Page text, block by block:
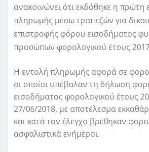
ανακοινώνει ότι εκδόθηκε η πρώτη
πληρωμής μέσω τραπεζών για
επιστροφής φόρου εισοδήματος
προσώπων φορολογικού έτους
Η εντολή πληρωμής αφορά σε
οι οποίοι υπέβαλαν τη δήλωση
εισοδήματος φορολογικού έτους
27/06/2018, με αποτέλεσμα
και κατά τον έλεγχο βρέθηκαν
ασφαλιστικά ενήμεροι.